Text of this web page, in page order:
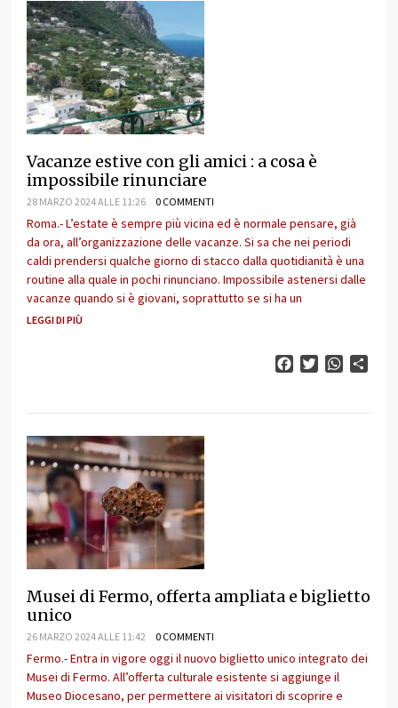
Vacanze estive con gli amici : a cosa è
impossibile rinunciare
28 MARZO 2024 ALLE 11:26 0 COMMENTI
Roma.- L’estate è sempre più vicina ed è normale pensare, già
da ora, all’organizzazione delle vacanze. Si sa che nei periodi
caldi prendersi qualche giorno di stacco dalla quotidianità è una
routine alla quale in pochi rinunciano. Impossibile astenersi dalle
vacanze quando si è giovani, soprattutto se si ha un
LEGGI DI PIÙ
FacebookTwitter
Musei di Fermo, offerta ampliata e biglietto
unico
26 MARZO 2024 ALLE 11:42 0 COMMENTI
Fermo.- Entra in vigore oggi il nuovo biglietto unico integrato dei
Musei di Fermo. All’offerta culturale esistente si aggiunge il
Museo Diocesano, per permettere ai visitatori di scoprire e